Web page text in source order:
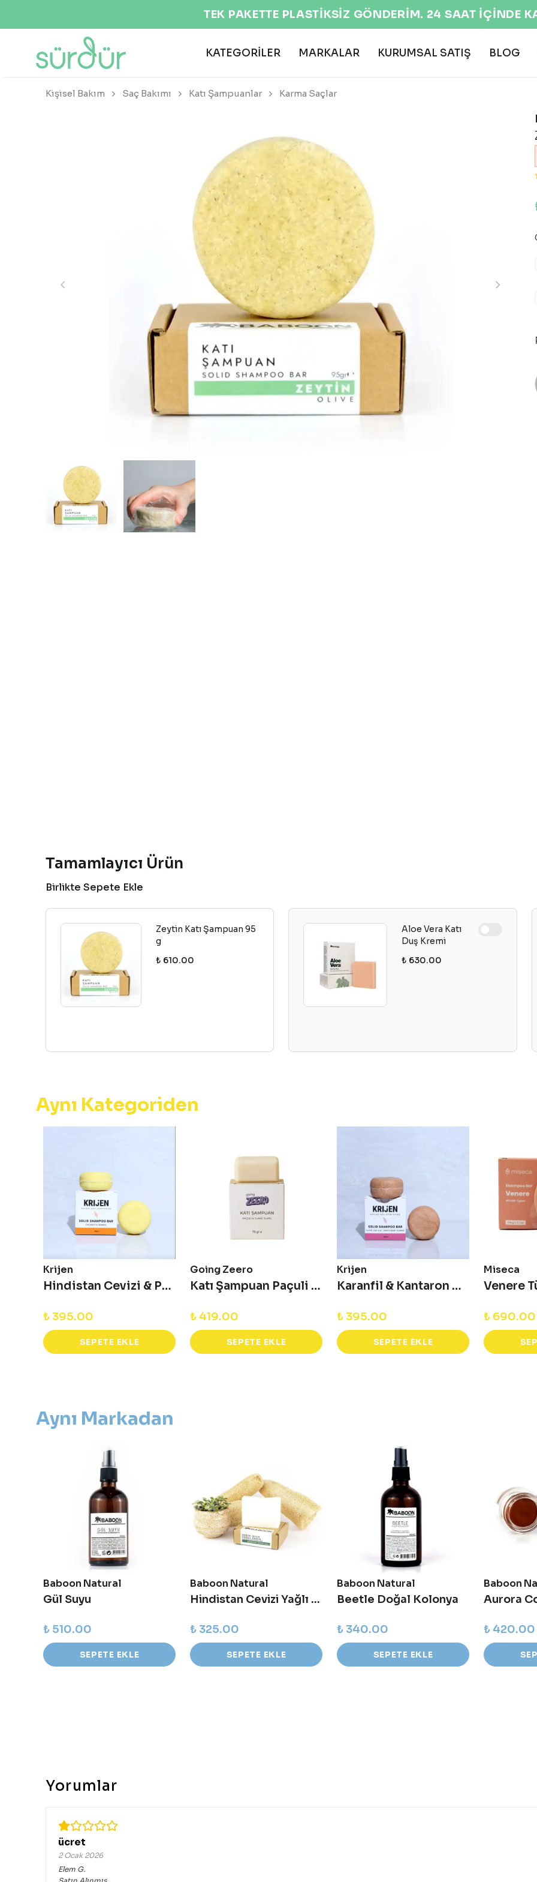
TEK PAKETTE PLASTİKSİZ GÖNDERİM. 24 SAAT İÇİNDE
KATEGORİLER MARKALAR KURUMSAL SATIŞ BLOG
Kişisel Bakım Saç Bakımı Katı Şampuanlar Karma Saçlar
Tamamlayıcı Ürün
Birlikte Sepete Ekle
Zeytin Katı Şampuan 95
g
₺ 610.00
Aloe Vera Katı
Duş Kremi
₺ 630.00
Aynı Kategoriden
Krijen
Hindistan Cevizi & Portakal Kabuğu Katı Şampuan 50 gr - Deneme Boy
₺ 395.00
SEPETE EKLE
Going Zeero
Katı Şampuan Paçuli & Ylang Ylang Sülfatsız Şampuan
₺ 419.00
SEPETE EKLE
Krijen
Karanfil & Kantaron Katı Şampuan 50 gr - Deneme Boy
₺ 395.00
SEPETE EKLE
Miseca
₺ 690.00
Aynı Markadan
Baboon Natural
Gül Suyu
₺ 510.00
SEPETE EKLE
Baboon Natural
Hindistan Cevizi Yağlı - Soğuk Sıkım Doğal Sabun
₺ 325.00
SEPETE EKLE
Baboon Natural
Beetle Doğal Kolonya
₺ 340.00
SEPETE EKLE
Baboon
₺ 420.00
Yorumlar
ücret
2 Ocak 2026
Elem G.